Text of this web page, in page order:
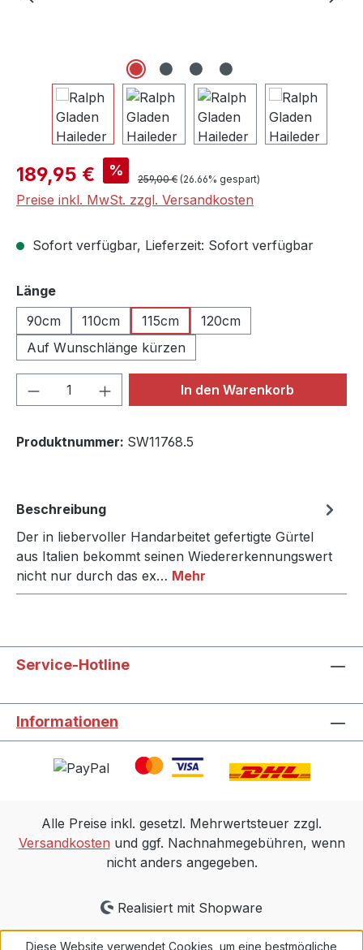
Verkaufspreis:
189,95 € % Regulärer Preis:
259,00 € (26.66% gespart)
Preise inkl. MwSt. zzgl. Versandkosten
Sofort verfügbar, Lieferzeit: Sofort verfügbar
Längeauswählen
90cm
110cm 115cm
120cm
Auf Wunschlänge kürzen
Produkt Anzahl: Gib denIn den Warenkorb
Produktnummer: SW11768.5
Beschreibung
Der in liebervoller Handarbeitet gefertigte Gürtel
aus Italien bekommt seinen Wiedererkennungswert
nicht nur durch das ex… Mehr
Service-Hotline
Informationen
Alle Preise inkl. gesetzl. Mehrwertsteuer zzgl.
Versandkosten und ggf. Nachnahmegebühren, wenn
nicht anders angegeben.
Realisiert mit Shopware
Diese Website verwendet Cookies, um eine bestmögliche